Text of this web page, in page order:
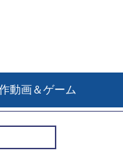
動画＆ゲーム